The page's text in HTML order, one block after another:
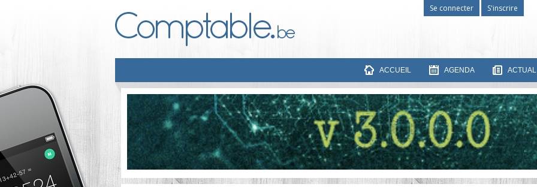
ACCUEIL AGENDA
Se connecter S'inscrire